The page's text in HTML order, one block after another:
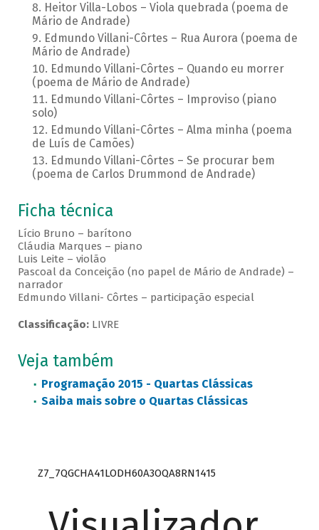
Heitor Villa-Lobos – Viola quebrada (poema de
Mário de Andrade)
Edmundo Villani-Côrtes – Rua Aurora (poema de
Mário de Andrade)
Edmundo Villani-Côrtes – Quando eu morrer
(poema de Mário de Andrade)
Edmundo Villani-Côrtes – Improviso (piano
solo)
Edmundo Villani-Côrtes – Alma minha (poema
de Luís de Camões)
Edmundo Villani-Côrtes – Se procurar bem
(poema de Carlos Drummond de Andrade)
Ficha técnica
Lício Bruno – barítono
Cláudia Marques – piano
Luis Leite – violão
Pascoal da Conceição (no papel de Mário de Andrade) –
narrador
Edmundo Villani- Côrtes – participação especial
Classificação:LIVRE
Veja também
Programação 2015 - Quartas Clássicas
Saiba mais sobre o Quartas Clássicas
Z7_7QGCHA41LODH60A3OQA8RN1415